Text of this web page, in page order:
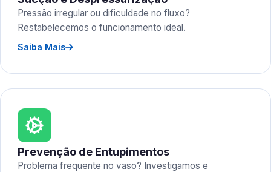
Pressão irregular ou dificuldade no fluxo?
Restabelecemos o funcionamento ideal.
Saiba Mais
Prevenção de Entupimentos
Problema frequente no vaso? Investigamos e